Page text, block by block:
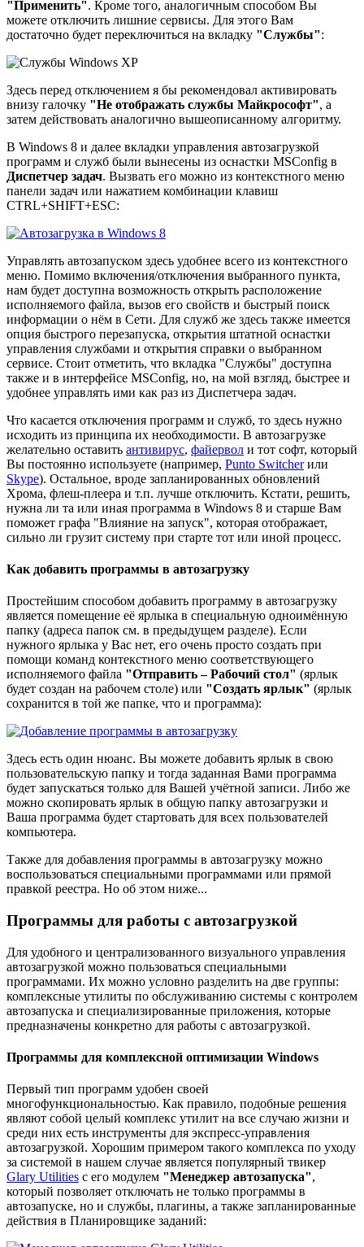
"Применить". Кроме того, аналогичным способом Вы
можете отключить лишние сервисы. Для этого Вам
достаточно будет переключиться на вкладку "Службы":
Здесь перед отключением я бы рекомендовал активировать
внизу галочку "Не отображать службы Майкрософт", а
затем действовать аналогично вышеописанному алгоритму.
В Windows 8 и далее вкладки управления автозагрузкой
программ и служб были вынесены из оснастки MSConfig в
Диспетчер задач. Вызвать его можно из контекстного меню
панели задач или нажатием комбинации клавиш
CTRL+SHIFT+ESC:
Управлять автозапуском здесь удобнее всего из контекстного
меню. Помимо включения/отключения выбранного пункта,
нам будет доступна возможность открыть расположение
исполняемого файла, вызов его свойств и быстрый поиск
информации о нём в Сети. Для служб же здесь также имеется
опция быстрого перезапуска, открытия штатной оснастки
управления службами и открытия справки о выбранном
сервисе. Стоит отметить, что вкладка "Службы" доступна
также и в интерфейсе MSConfig, но, на мой взгляд, быстрее и
удобнее управлять ими как раз из Диспетчера задач.
Что касается отключения программ и служб, то здесь нужно
исходить из принципа их необходимости. В автозагрузке
желательно оставить антивирус, файервол и тот софт, который
Вы постоянно используете (например, Punto Switcherили
Skype). Остальное, вроде запланированных обновлений
Хрома, флеш-плеера и т.п. лучше отключить. Кстати, решить,
нужна ли та или иная программа в Windows 8 и старше Вам
поможет графа "Влияние на запуск", которая отображает,
сильно ли грузит систему при старте тот или иной процесс.
Как добавить программы в автозагрузку
Простейшим способом добавить программу в автозагрузку
является помещение её ярлыка в специальную одноимённую
папку (адреса папок см. в предыдущем разделе). Если
нужного ярлыка у Вас нет, его очень просто создать при
помощи команд контекстного меню соответствующего
исполняемого файла "Отправить – Рабочий стол" (ярлык
будет создан на рабочем столе) или "Создать ярлык" (ярлык
сохранится в той же папке, что и программа):
Здесь есть один нюанс. Вы можете добавить ярлык в свою
пользовательскую папку и тогда заданная Вами программа
будет запускаться только для Вашей учётной записи. Либо же
можно скопировать ярлык в общую папку автозагрузки и
Ваша программа будет стартовать для всех пользователей
компьютера.
Также для добавления программы в автозагрузку можно
воспользоваться специальными программами или прямой
правкой реестра. Но об этом ниже...
Программы для работы с автозагрузкой
Для удобного и централизованного визуального управления
автозагрузкой можно пользоваться специальными
программами. Их можно условно разделить на две группы:
комплексные утилиты по обслуживанию системы с контролем
автозапуска и специализированные приложения, которые
предназначены конкретно для работы с автозагрузкой.
Программы для комплексной оптимизации Windows
Первый тип программ удобен своей
многофункциональностью. Как правило, подобные решения
являют собой целый комплекс утилит на все случаю жизни и
среди них есть инструменты для экспресс-управления
автозагрузкой. Хорошим примером такого комплекса по уходу
за системой в нашем случае является популярный твикер
Glary Utilities с его модулем "Менеджер автозапуска",
который позволяет отключать не только программы в
автозапуске, но и службы, плагины, а также запланированные
действия в Планировщике заданий: